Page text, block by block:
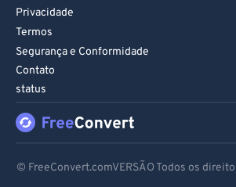
Privacidade
Termos
Segurança e Conformidade
Contato
status
© FreeConvert.comVERSÃO Todos os